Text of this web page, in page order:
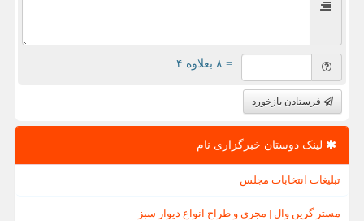
= ۸ بعلاوه ۴
فرستادن بازخورد
لینک دوستان خبرگزاری نام
تبلیغات انتخابات مجلس
مستر گرین وال | مجری و طراح انواع دیوار سبز